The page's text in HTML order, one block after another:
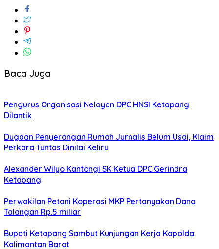
Baca Juga
Pengurus Organisasi Nelayan DPC HNSI Ketapang
Dilantik
Dugaan Penyerangan Rumah Jurnalis Belum Usai, Klaim
Perkara Tuntas Dinilai Keliru
Alexander Wilyo Kantongi SK Ketua DPC Gerindra
Ketapang
Perwakilan Petani Koperasi MKP Pertanyakan Dana
Talangan Rp.5 miliar
Bupati Ketapang Sambut Kunjungan Kerja Kapolda
Kalimantan Barat